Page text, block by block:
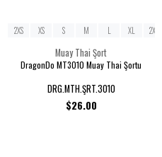
2XL 3XL
Muay Thai Şort
DragonDo MT3010 Muay Thai Şortu
DRG.MTH.ŞRT.3010
$26.00
2XS XS S M L XL 2XL